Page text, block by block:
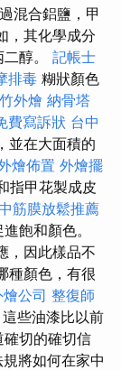
混合鋁鹽，甲
，其化學成分
醇。 記帳士
排毒 糊狀顏色
外燴 納骨塔
費寫訴狀 台中
並在大面積的
燴佈置 外燴擺
指甲花製成皮
筋膜放鬆推薦
飽和顏色。
，因此樣品不
種顏色，有很
燴公司 整復師
些油漆比以前
切的確切信
將如何在家中